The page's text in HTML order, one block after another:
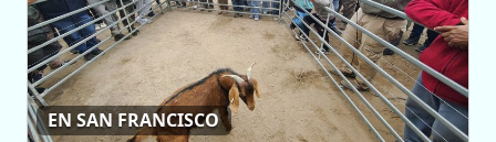
EN SAN FRANCISCO